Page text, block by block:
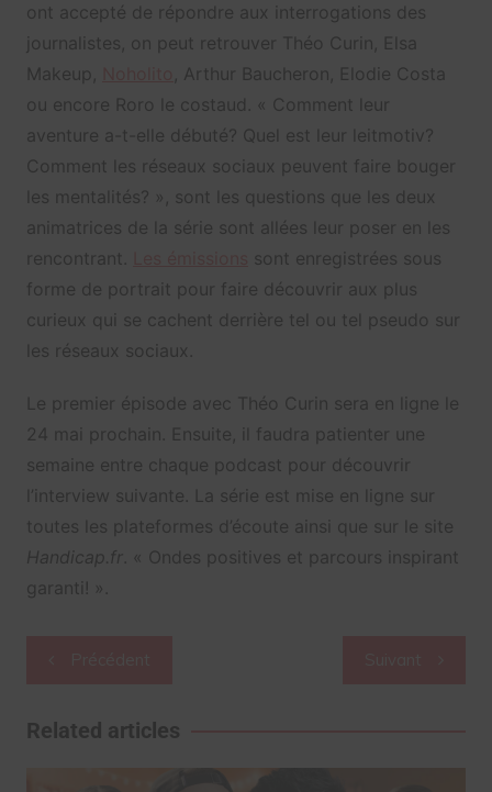
ont accepté de répondre aux interrogations des
journalistes, on peut retrouver Théo Curin, Elsa
Makeup,
, Arthur Baucheron, Elodie Costa
ou encore Roro le costaud. « Comment leur
aventure a-t-elle débuté? Quel est leur leitmotiv?
Comment les réseaux sociaux peuvent faire bouger
les mentalités? », sont les questions que les deux
animatrices de la série sont allées leur poser en les
rencontrant.
sont enregistrées sous
forme de portrait pour faire découvrir aux plus
curieux qui se cachent derrière tel ou tel pseudo sur
les réseaux sociaux.
Le premier épisode avec Théo Curin sera en ligne le
24 mai prochain. Ensuite, il faudra patienter une
semaine entre chaque podcast pour découvrir
l’interview suivante. La série est mise en ligne sur
toutes les plateformes d’écoute ainsi que sur le site
Handicap.fr
. « Ondes positives et parcours inspirant
garanti! ».
l’article
Related articles